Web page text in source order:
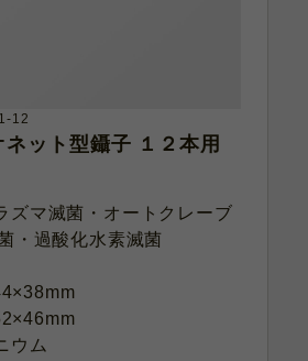
12
ネット型鑷子 １２本用
ズマ滅菌・オートクレーブ
・過酸化水素滅菌
ウム